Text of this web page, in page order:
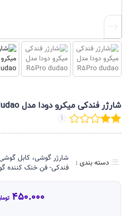
شارژر فندکی میکرو دودا مدل R5Pro dudao
1
دسته بندی :
شارژر گوشی، کابل
فندکی- فن خنک کننده
450.000